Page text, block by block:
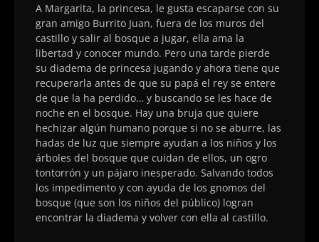
A Margarita, la princesa, le gusta escaparse con su
gran amigo Burrito Juan, fuera de los muros del
castillo y salir al bosque a jugar, ella ama la
libertad y conocer mundo. Pero una tarde pierde
su diadema de princesa jugando y ahora tiene que
recuperarla antes de que su papá el rey se entere
de que la ha perdido… y buscando se les hace de
noche en el bosque. Hay una bruja que quiere
hechizar algún humano porque si no se aburre, las
hadas de luz que siempre ayudan a los niños y los
árboles del bosque que cuidan de ellos, un ogro
tontorrón y un pájaro inesperado. Salvando todos
los impedimento y con ayuda de los gnomos del
bosque (que son los niños del público) logran
encontrar la diadema y volver con ella al castillo.